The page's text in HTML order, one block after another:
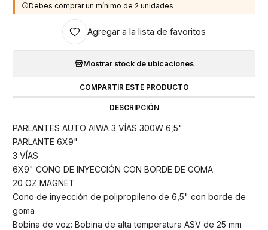
Debes comprar un mínimo de 2 unidades
Agregar a la lista de favoritos
Mostrar stock de ubicaciones
COMPARTIR ESTE PRODUCTO
DESCRIPCIÓN
PARLANTES AUTO AIWA 3 VÍAS 300W 6,5"
PARLANTE 6X9"
3 VÍAS
6X9" CONO DE INYECCIÓN CON BORDE DE GOMA
20 OZ MAGNET
Cono de inyección de polipropileno de 6,5" con borde de
goma
Bobina de voz: Bobina de alta temperatura ASV de 25 mm